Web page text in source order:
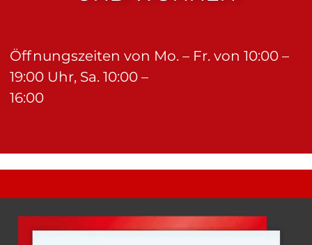
Öffnungszeiten von Mo. – Fr. von 10:00 –
19:00 Uhr, Sa. 10:00 –
16:00